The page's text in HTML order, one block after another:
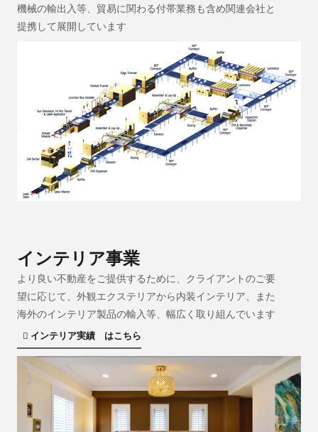
機械の輸出入等、貿易に関わる付帯業務も含め関連会社と
提携して展開しています
インテリア事業
より良い不動産をご提供するために、クライアントのご要
望に応じて、外観エクステリアから内装インテリア、また
海外のインテリア製品の輸入等、幅広く取り組んでいます
インテリア実績 はこちら